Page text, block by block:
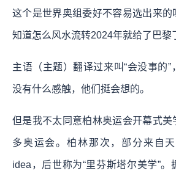
这个是世界奥组委好不容易选出来
知道怎么风水流转2024年就给了巴黎
主语（主题）翻译过来叫“会没事的
没有什么感触，他们挺会想的。
但是我不太同意柏林奥运会开幕式美
多奥运会。柏林那次，部分来自天
idea，后世称为“里芬斯塔尔美学”